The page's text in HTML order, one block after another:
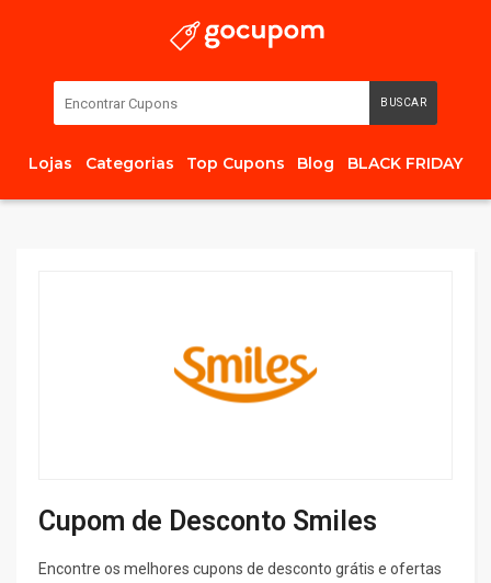
BUSCAR
Lojas Categorias Top Cupons Blog BLACK FRIDAY
Cupom de Desconto Smiles
Encontre os melhores cupons de desconto grátis e ofertas